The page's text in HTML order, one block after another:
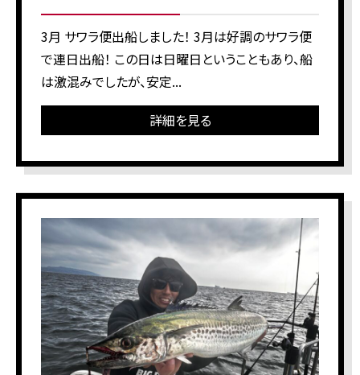
3月 サワラ便出船しました！ 3月は好調のサワラ便
で連日出船！ この日は日曜日ということもあり、船
は激混みでしたが、安定...
詳細を見る